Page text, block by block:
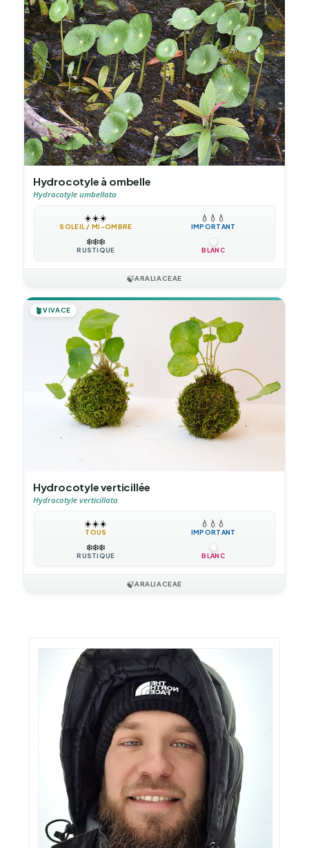
Hydrocotyle à ombelle
Hydrocotyle umbellata
☀️☀️☀️
SOLEIL / MI-OMBRE
💧 💧 💧
IMPORTANT
❄️❄️❄️
RUSTIQUE BLANC
🍃ARALIACEAE
🪴VIVACE
Hydrocotyle verticillée
Hydrocotyle verticillata
☀️☀️☀️
TOUS
💧 💧 💧
IMPORTANT
❄️❄️❄️
RUSTIQUE BLANC
🍃ARALIACEAE